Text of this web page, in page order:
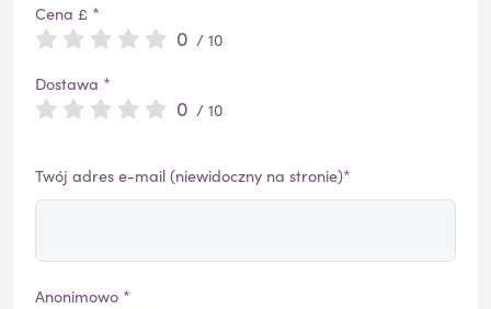
Cena £ *
0 / 10
Dostawa *
0 / 10
Twój adres e-mail (niewidoczny na stronie)*
Anonimowo *